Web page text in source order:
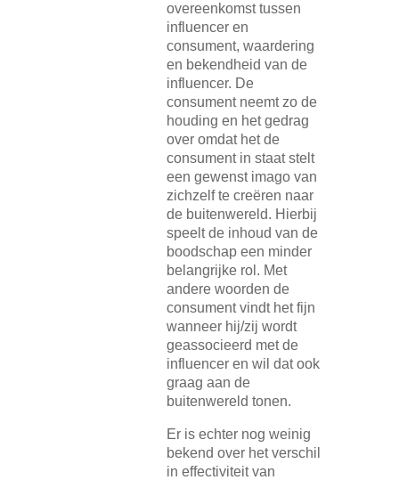
overeenkomst tussen
influencer en
consument, waardering
en bekendheid van de
influencer. De
consument neemt zo de
houding en het gedrag
over omdat het de
consument in staat stelt
een gewenst imago van
zichzelf te creëren naar
de buitenwereld. Hierbij
speelt de inhoud van de
boodschap een minder
belangrijke rol. Met
andere woorden de
consument vindt het fijn
wanneer hij/zij wordt
geassocieerd met de
influencer en wil dat ook
graag aan de
buitenwereld tonen.
Er is echter nog weinig
bekend over het verschil
in effectiviteit van